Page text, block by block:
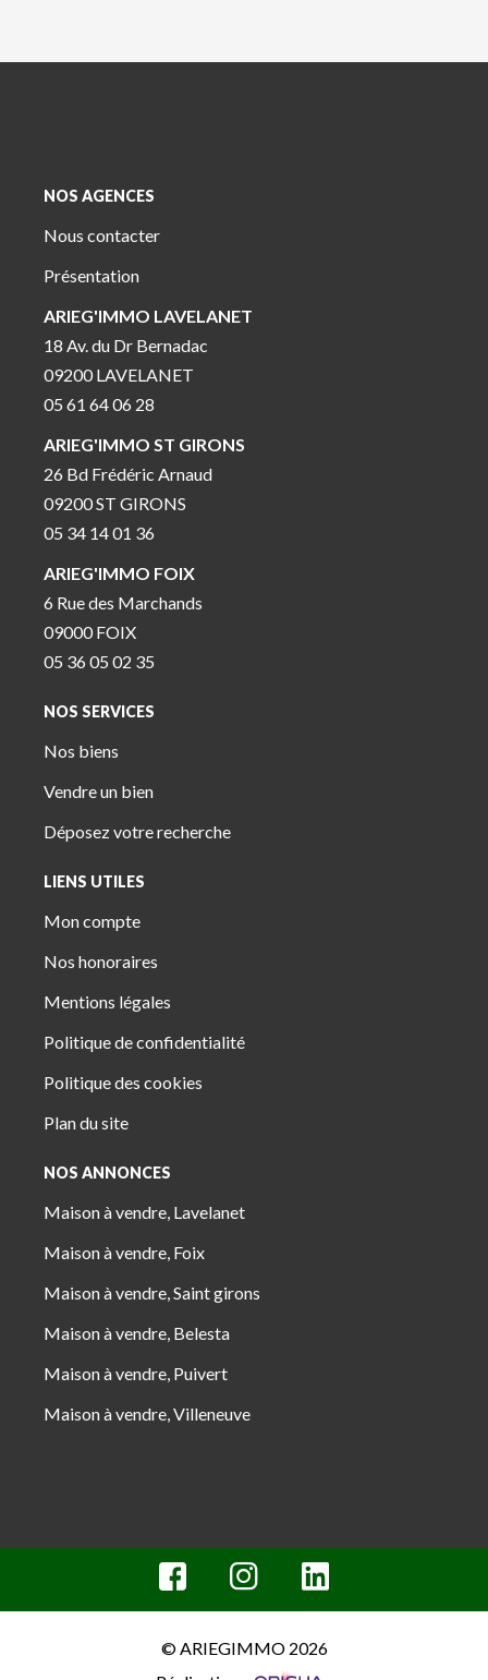
NOS AGENCES
Nous contacter
Présentation
ARIEG'IMMO LAVELANET
18 Av. du Dr Bernadac
09200 LAVELANET
05 61 64 06 28
ARIEG'IMMO ST GIRONS
26 Bd Frédéric Arnaud
09200 ST GIRONS
05 34 14 01 36
ARIEG'IMMO FOIX
6 Rue des Marchands
09000 FOIX
05 36 05 02 35
NOS SERVICES
Nos biens
Vendre un bien
Déposez votre recherche
LIENS UTILES
Mon compte
Nos honoraires
Mentions légales
Politique de confidentialité
Politique des cookies
Plan du site
NOS ANNONCES
Maison à vendre, Lavelanet
Maison à vendre, Foix
Maison à vendre, Saint girons
Maison à vendre, Belesta
Maison à vendre, Puivert
Maison à vendre, Villeneuve
© ARIEGIMMO 2026